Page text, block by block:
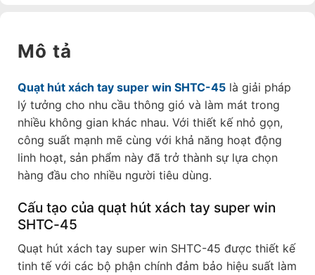
Mô tả
Quạt hút xách tay super win SHTC-45 là giải pháp
lý tưởng cho nhu cầu thông gió và làm mát trong
nhiều không gian khác nhau. Với thiết kế nhỏ gọn,
công suất mạnh mẽ cùng với khả năng hoạt động
linh hoạt, sản phẩm này đã trở thành sự lựa chọn
hàng đầu cho nhiều người tiêu dùng.
Cấu tạo của quạt hút xách tay super win
SHTC-45
Quạt hút xách tay super win SHTC-45 được thiết kế
tinh tế với các bộ phận chính đảm bảo hiệu suất làm